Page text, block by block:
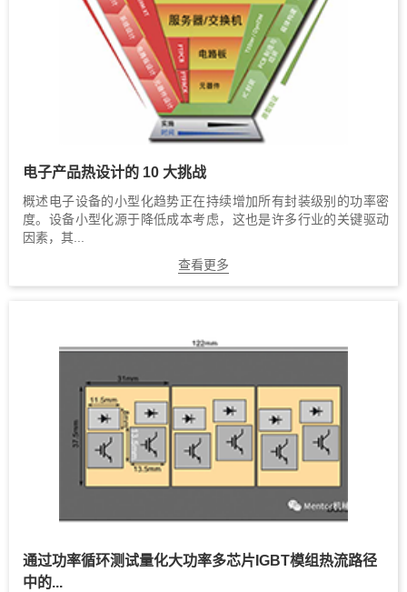
电子产品热设计的 10 大挑战
概述电子设备的小型化趋势正在持续增加所有封装级别的功率密
度。设备小型化源于降低成本考虑，这也是许多行业的关键驱动
因素，其...
查看更多
通过功率循环测试量化大功率多芯片IGBT模组热流路径
中的...